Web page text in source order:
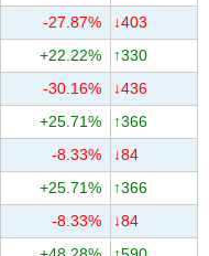
-27.87%
↓403
+22.22%
↑330
-30.16%
↓436
+25.71%
↑366
-8.33%
↓84
+25.71%
↑366
-8.33%
↓84